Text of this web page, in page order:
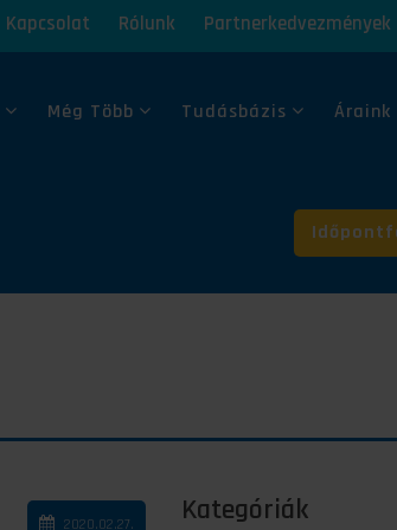
Kapcsolat Rólunk Partnerkedvezmények
Még Több Tudásbázis Áraink
2020.02.27. Kategóriák